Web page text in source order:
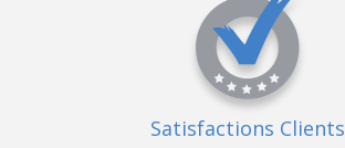
Satisfactions Clients